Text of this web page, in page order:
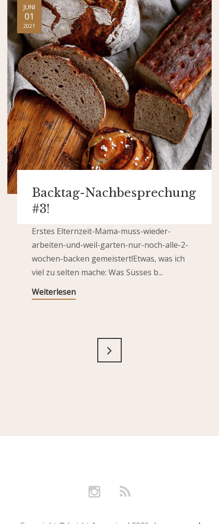
JUNI
01
2021
Backtag-Nachbesprechung
#3!
Erstes Elternzeit-Mama-muss-wieder-
arbeiten-und-weil-garten-nur-noch-alle-2-
wochen-backen gemeistert!Etwas, was ich
viel zu selten mache: Was Süsses b...
Weiterlesen